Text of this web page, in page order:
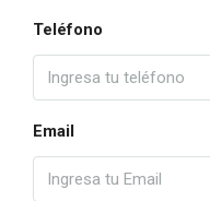
Teléfono
Email